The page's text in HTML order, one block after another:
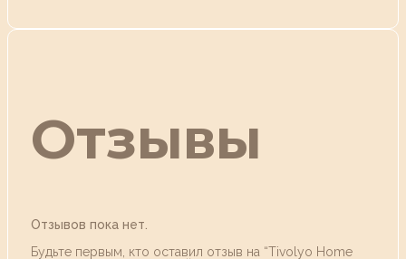
Отзывы
Отзывов пока нет.
Будьте первым, кто оставил отзыв на “Tivolyo Home